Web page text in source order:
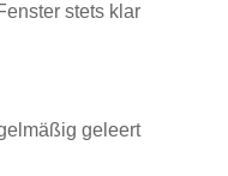
stets klar
geleert